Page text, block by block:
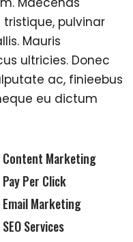
pulvinar
Mauris
ultricies. Donec
ac, finieebus
eu dictum
Content Marketing
Pay Per Click
Email Marketing
SEO Services